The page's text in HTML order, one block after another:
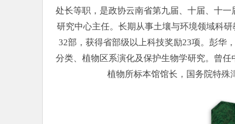
处长等职，是政协云南省第九届、十届、十
研究中心主任。长期从事土壤与环境领域科
32部，获得省部级以上科技奖励23项。彭华
分类、植物区系演化及保护生物学研究。曾
植物所标本馆馆长，国务院特殊